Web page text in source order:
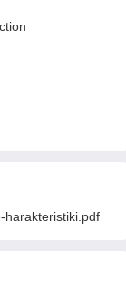
harakteristiki.pdf